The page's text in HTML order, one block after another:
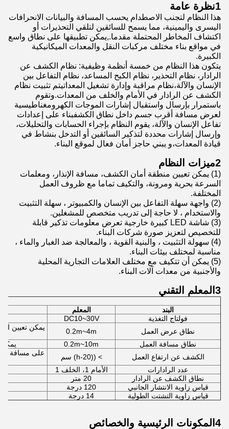
1نظرة عامة
هذا النظام لتجنب الاصطدام يحسب المسافة والبيانات الانحرافات
اليسرى واليمينية، مما يسمح للسائقين لتلقي التحذيرات أو
اكتشاف المخاطر المحتملة مقدما.,يمكن تطبيقها على نطاق واسع
في مواقع بناء مختلف مركبات النقل والمعدات الميكانيكية
الكبيرة.
يتكون هذا النظام من خمسة أنظمة وظيفية: نظام الكشف عن
الرادار، نظام التحذير، نظام الكبح المساعد، نظام التفاعل بين
الإنسان والآلة،نظام مراقبة وإدارة تشغيل المعداتيتم تثبيت نظام
الكشف عن الرادار في الأمام والخلف من المعدات.وتقوم
باستمرار بإرسال واستقبال إشارات الموجات الكهرومغناطيسية
لعرض مسافة أقرب جسم داخل نطاق الكشفبناء على إعدادات
تفاعل الإنسان والآلة، يقوم النظام بإجراء الحسابات والتحليلات،
وإرسال إشارات محددة لتذكير السائقين أو التدخل بنشاط في
قيادة المعدات،و يبني حاجز أمان فعال لموقع البناء.
2ميزات النظام
(1) يمكن تعيين منطقة أمان الكشف، مسافة الإنذار، ومعلمات
السرعة بحرية ومرونة، والتكيف تماما مع ظروف العمل
المختلفة.
(2) واجهة سهلة التفاعل بين الإنسان والكمبيوتر ، سهلة التثبيت
والاستخدام ، لا حاجة إلى تدريب متخصص للمشغلين.
(3) شاشة LED كبيرة خارجية تعرض معلومات تذكير قابلة
للتخصيص لتعزيز صورة شركات البناء.
(4) سهولة التثبيت ، والبنية القوية ، والمعالجة ضد الغبار والماء ،
مناسبة لمختلف بيئات البناء.
(5) يمكن أن تتكيف مع مختلف العلامات التجارية المحلية
والأجنبية من معدات آلات البناء.
3المعلم التقني
البند
المعلم
فولتاج التغذية
DC10~30V
نطاق عرض العمل
0.2m~4m
يمكن تعيين
نطاق مسافة العمل
0.2m~10m
يمكن
الكشف عن ارتفاع العمل
> ((h-20) سم
عدد الرادارات
الأمام 1، الخلف 1
نطاق الكشف عن الرادار
20 متر
قياس زاوية الانتشار الجانبي
120 درجة
قياس زاوية التشتت الطولية
14 درجة
4المكونات الرئيسية والخصائص